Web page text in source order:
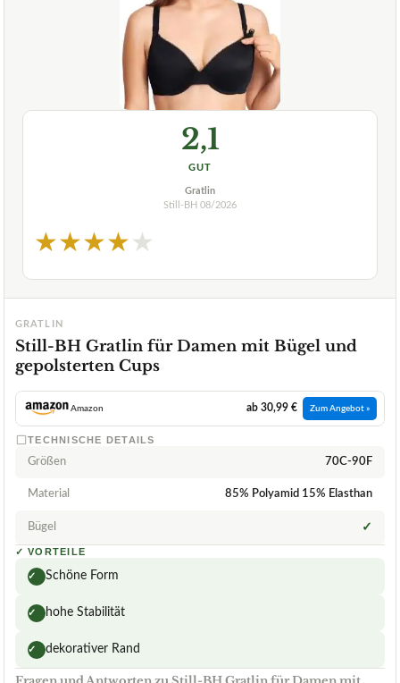
2,1
GUT
Gratlin
Still-BH 08/2026
★★★★★
GRATLIN
Still-BH Gratlin für Damen mit Bügel und
gepolsterten Cups
Amazon ab 30,99 € Zum Angebot »
TECHNISCHE DETAILS
Größen 70C-90F
Material 85% Polyamid 15% Elasthan
Bügel ✓
✓ VORTEILE
✓ Schöne Form
✓ hohe Stabilität
✓ dekorativer Rand